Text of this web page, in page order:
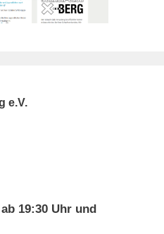
e.V.
19:30 Uhr und